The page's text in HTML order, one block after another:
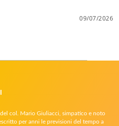
09/07/2026
col. Mario Giuliacci, simpatico e noto
per anni le previsioni del tempo a